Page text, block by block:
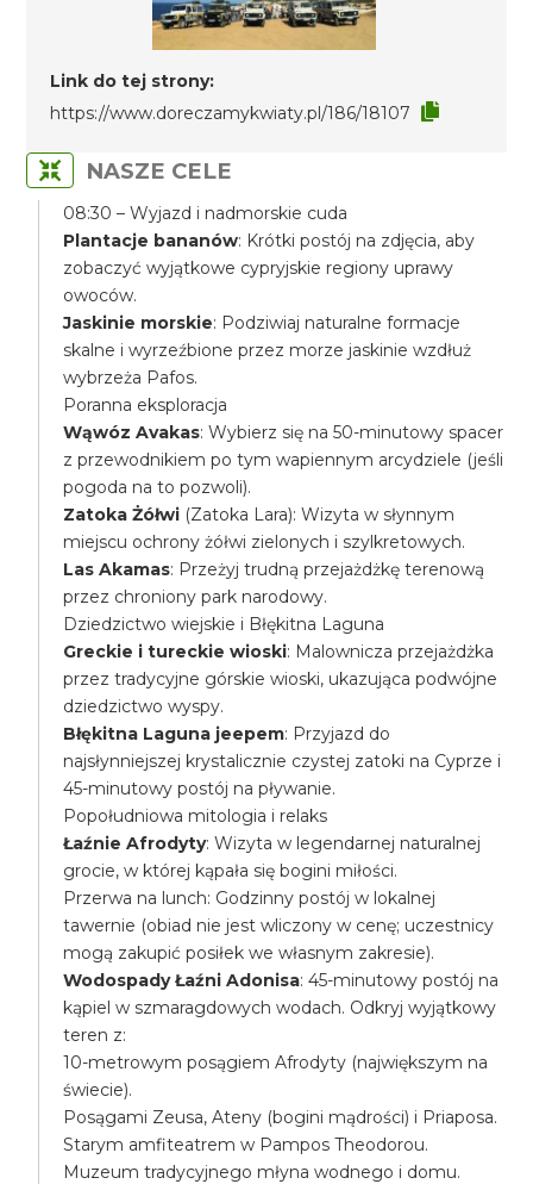
Link do tej strony:
https://www.doreczamykwiaty.pl/186/18107
NASZE CELE
08:30 – Wyjazd i nadmorskie cuda
Plantacje bananów: Krótki postój na zdjęcia, aby
zobaczyć wyjątkowe cypryjskie regiony uprawy
owoców.
Jaskinie morskie: Podziwiaj naturalne formacje
skalne i wyrzeźbione przez morze jaskinie wzdłuż
wybrzeża Pafos.
Poranna eksploracja
Wąwóz Avakas: Wybierz się na 50-minutowy spacer
z przewodnikiem po tym wapiennym arcydziele (jeśli
pogoda na to pozwoli).
Zatoka Żółwi (Zatoka Lara): Wizyta w słynnym
miejscu ochrony żółwi zielonych i szylkretowych.
Las Akamas: Przeżyj trudną przejażdżkę terenową
przez chroniony park narodowy.
Dziedzictwo wiejskie i Błękitna Laguna
Greckie i tureckie wioski: Malownicza przejażdżka
przez tradycyjne górskie wioski, ukazująca podwójne
dziedzictwo wyspy.
Błękitna Laguna jeepem: Przyjazd do
najsłynniejszej krystalicznie czystej zatoki na Cyprze i
45-minutowy postój na pływanie.
Popołudniowa mitologia i relaks
Łaźnie Afrodyty: Wizyta w legendarnej naturalnej
grocie, w której kąpała się bogini miłości.
Przerwa na lunch: Godzinny postój w lokalnej
tawernie (obiad nie jest wliczony w cenę; uczestnicy
mogą zakupić posiłek we własnym zakresie).
Wodospady Łaźni Adonisa: 45-minutowy postój na
kąpiel w szmaragdowych wodach. Odkryj wyjątkowy
teren z:
10-metrowym posągiem Afrodyty (największym na
świecie).
Posągami Zeusa, Ateny (bogini mądrości) i Priaposa.
Starym amfiteatrem w Pampos Theodorou.
Muzeum tradycyjnego młyna wodnego i domu.